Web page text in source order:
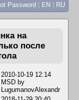
Password | EN | RU
на
после
2010-10-19 12:14
MSD by
LugumanovAlexandr